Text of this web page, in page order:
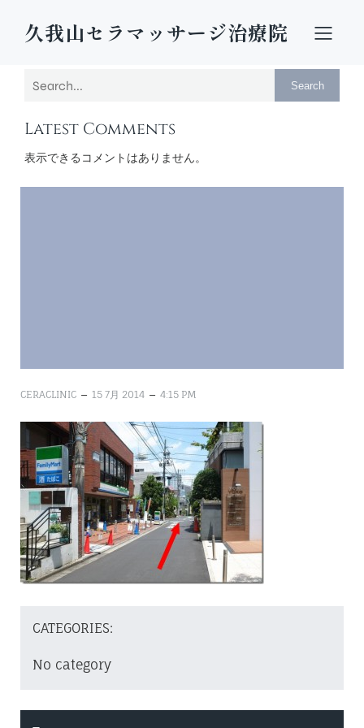
久我山セラマッサージ治療院
Search
Latest Comments
表示できるコメントはありません。
CERACLINIC – 15 7月 2014 – 4:15 PM
CATEGORIES:
No category